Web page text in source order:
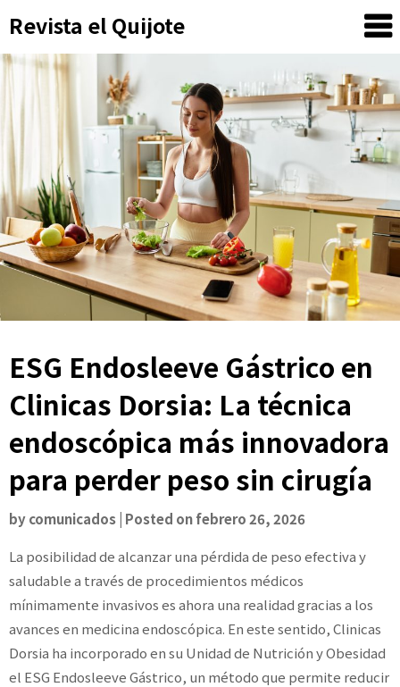
to
content
Revista el Quijote
ESG Endosleeve Gástrico en
Clinicas Dorsia: La técnica
endoscópica más innovadora
para perder peso sin cirugía
bycomunicados| Posted onfebrero 26, 2026
La posibilidad de alcanzar una pérdida de peso efectiva y
saludable a través de procedimientos médicos
mínimamente invasivos es ahora una realidad gracias a los
avances en medicina endoscópica. En este sentido, Clinicas
Dorsia ha incorporado en su Unidad de Nutrición y Obesidad
el ESG Endosleeve Gástrico, un método que permite reducir